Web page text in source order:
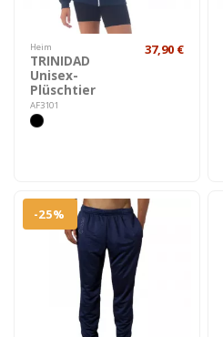
Heim
TRINIDAD
Unisex-
Plüschtier
AF3101
37,90 €
-25%